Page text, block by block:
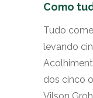
Como
Tudo
levando
dos cinco